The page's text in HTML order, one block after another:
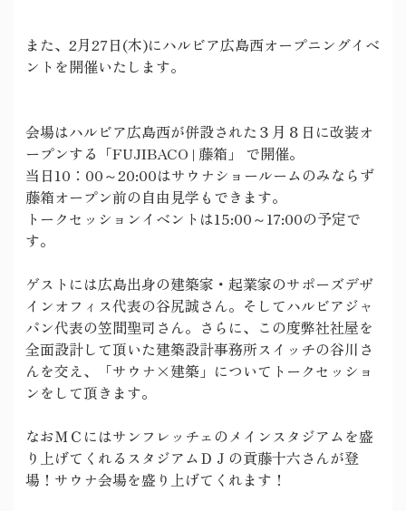
また、2月27日(木)にハルビア広島西オープニングイベ
ントを開催いたします。
会場はハルビア広島西が併設された３月８日に改装オ
ープンする「FUJIBACO | 藤箱」 で開催。
当日10：00～20:00はサウナショールームのみならず
藤箱オープン前の自由見学もできます。
トークセッションイベントは15:00～17:00の予定で
す。
ゲストには広島出身の建築家・起業家のサポーズデザ
インオフィス代表の谷尻誠さん。そしてハルビアジャ
パン代表の笠間聖司さん。さらに、この度弊社社屋を
全面設計して頂いた建築設計事務所スイッチの谷川さ
んを交え、「サウナ×建築」についてトークセッショ
ンをして頂きます。
なおＭＣにはサンフレッチェのメインスタジアムを盛
り上げてくれるスタジアムＤＪの貢藤十六さんが登
場！サウナ会場を盛り上げてくれます！